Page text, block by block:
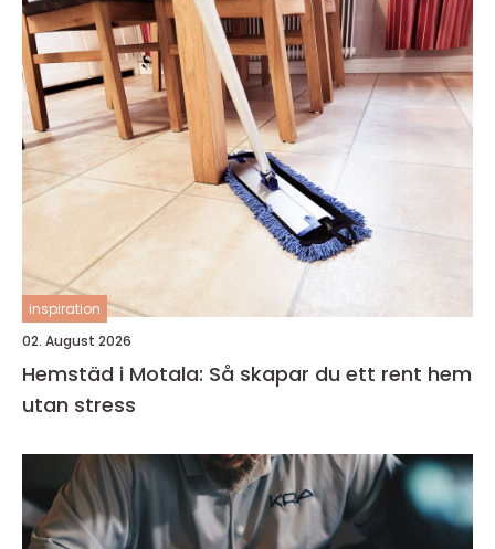
inspiration
02. August 2026
Hemstäd i Motala: Så skapar du ett rent hem
utan stress